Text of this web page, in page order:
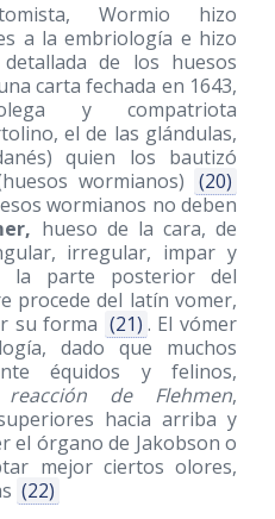
Wormio hizo
a la embriología e hizo
de los huesos
carta fechada en 1643,
y compatriota
el de las glándulas,
quien los bautizó
wormianos) (20)
wormianos no deben
hueso de la cara, de
irregular, impar y
la parte posterior del
procede del latín vomer,
su forma (21) . El vómer
dado que muchos
équidos y felinos,
reacción de Flehmen,
hacia arriba y
el órgano de Jakobson o
mejor ciertos olores,
(22)